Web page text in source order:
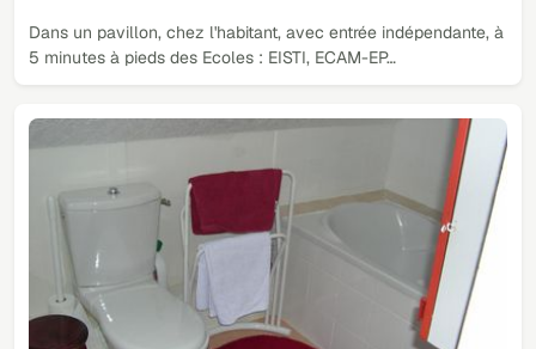
Dans un pavillon, chez l'habitant, avec entrée indépendante, à
5 minutes à pieds des Ecoles : EISTI, ECAM-EP…